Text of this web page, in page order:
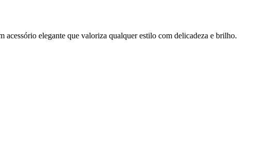
elegante que valoriza qualquer estilo com delicadeza e brilho.